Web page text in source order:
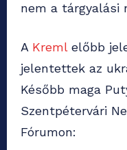
nem a tárgyalási
A Kreml előbb
jelentettek az
Később maga
Szentpétervári
Fórumon: